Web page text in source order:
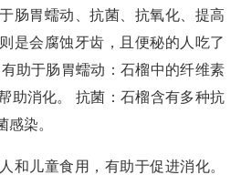
肠胃蠕动、抗菌、抗氧化、提高
是会腐蚀牙齿，且便秘的人吃了
助于肠胃蠕动：石榴中的纤维素
助消化。 抗菌：石榴含有多种抗
染。
和儿童食用，有助于促进消化。